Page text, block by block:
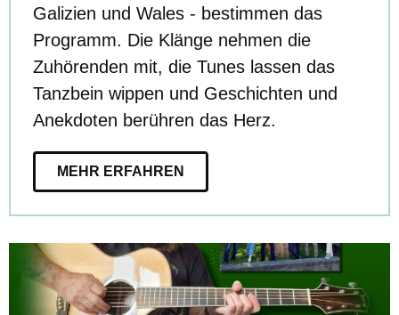
Galizien und Wales - bestimmen das
Programm. Die Klänge nehmen die
Zuhörenden mit, die Tunes lassen das
Tanzbein wippen und Geschichten und
Anekdoten berühren das Herz.
MEHR ERFAHREN